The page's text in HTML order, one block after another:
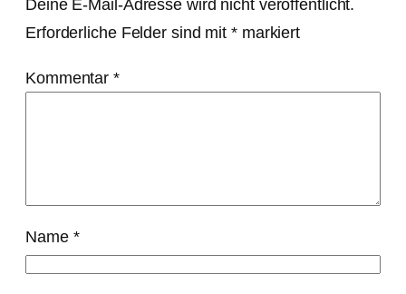
Deine E-Mail-Adresse wird nicht veröffentlicht.
Erforderliche Felder sind mit *markiert
Kommentar*
Name *